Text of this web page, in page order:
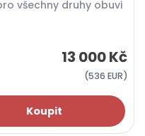
všechny druhy obuvi
13 000 Kč
(536 EUR)